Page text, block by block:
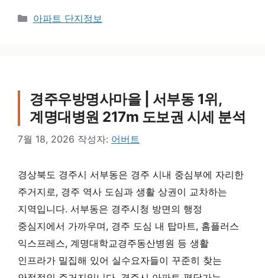
카테고리
아파트 단지정보
경주우방명사마을 | 서부동 1위,
계명대병원 217m 도보권 시세 분석
7월 18, 2026 작성자: 어버트
경상북도 경주시 서부동은 경주 시내 중심부에 자리한
주거지로, 경주 역사 도심과 생활 상권이 교차하는
지역입니다. 서부동은 경주시청 방면의 행정
중심지에서 가까우며, 경주 도심 내 탑마트, 홈플러스
익스프레스, 계명대학교경주동산병원 등 생활
인프라가 밀집해 있어 실수요자들이 꾸준히 찾는